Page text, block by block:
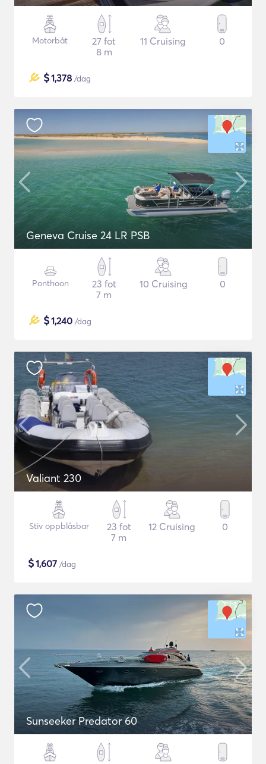
Motorbåt
27 fot
8 m
11 Cruising 0
$1,378 /dag
Geneva Cruise 24 LR PSB
Ponthoon
23 fot
7 m
10 Cruising 0
$1,240 /dag
Valiant 230
Stiv oppblåsbar
23 fot
7 m
12 Cruising 0
$1,607 /dag
Sunseeker Predator 60